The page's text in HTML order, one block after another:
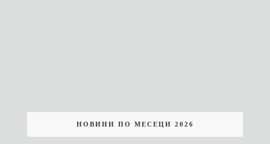
НОВИНИ ПО МЕСЕЦИ 2026